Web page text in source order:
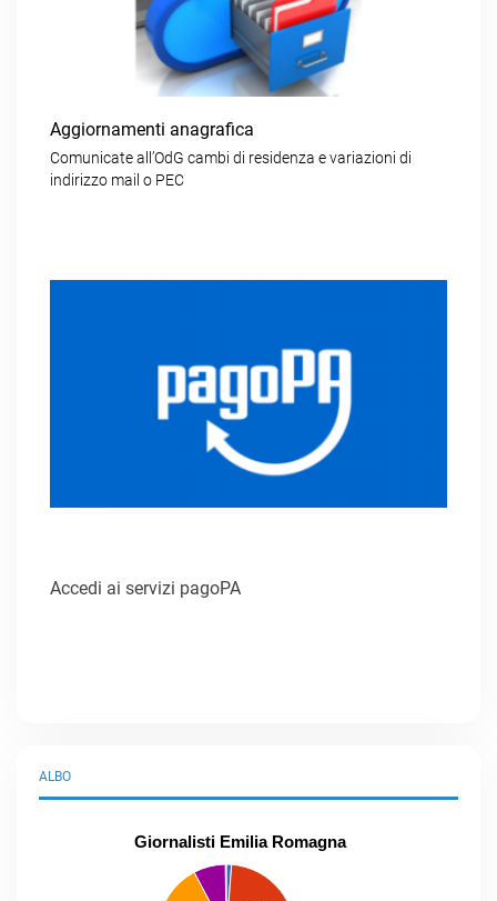
Aggiornamenti anagrafica
Comunicate all’OdG cambi di residenza e variazioni di
indirizzo mail o PEC
Accedi ai servizi pagoPA
ALBO
Giornalisti Emilia Romagna